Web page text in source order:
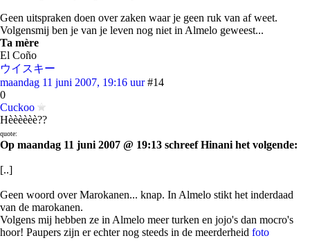
Geen uitspraken doen over zaken waar je geen ruk van af weet.
Volgensmij ben je van je leven nog niet in Almelo geweest...
Ta mère
El Coño
ウイスキー
maandag 11 juni 2007, 19:16 uur #14
0
Cuckoo
Hèèèèèè??
quote:
Op maandag 11 juni 2007 @ 19:13 schreef Hinani het volgende:
[..]
Geen woord over Marokanen... knap. In Almelo stikt het inderdaad
van de marokanen.
Volgens mij hebben ze in Almelo meer turken en jojo's dan mocro's
hoor! Paupers zijn er echter nog steeds in de meerderheid foto